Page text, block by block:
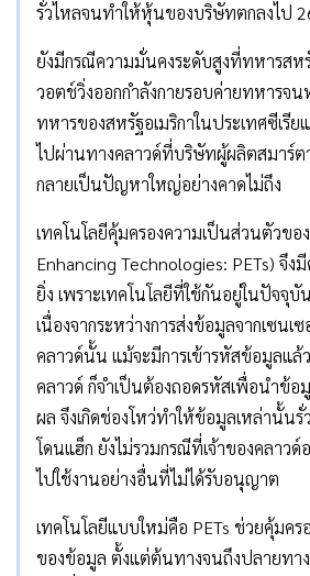
รั่วไหลจนทำให้หุ้นของบริษัทตกลงไป
ยังมีกรณีความมั่นคงระดับสูงที่ทหารสหรั
วอตช์วิ่งออกกำลังกายรอบค่ายทหารจ
ทหารของสหรัฐอเมริกาในประเทศซีเรี
ไปผ่านทางคลาวด์ที่บริษัทผู้ผลิตสมาร์ต
กลายเป็นปัญหาใหญ่อย่างคาดไม่ถึง
เทคโนโลยีคุ้มครองความเป็นส่วนตัวขอ
Enhancing Technologies: PETs) จึง
ยิ่ง เพราะเทคโนโลยีที่ใช้กันอยู่ในปัจจุ
เนื่องจากระหว่างการส่งข้อมูลจากเซนเ
คลาวด์นั้น แม้จะมีการเข้ารหัสข้อมูลแล้
คลาวด์ ก็จำเป็นต้องถอดรหัสเพื่อนำข้อ
ผล จึงเกิดช่องโหว่ทำให้ข้อมูลเหล่านั้น
โดนแฮ็ก ยังไม่รวมกรณีที่เจ้าของคลาวด์
ไปใช้งานอย่างอื่นที่ไม่ได้รับอนุญาต
เทคโนโลยีแบบใหม่คือ PETs ช่วยคุ้มค
ของข้อมูล ตั้งแต่ต้นทางจนถึงปลายทา